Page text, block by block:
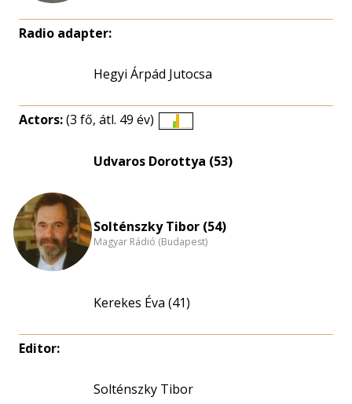
Radio adapter:
Hegyi Árpád Jutocsa
Actors:(3 fő, átl. 49 év)
eloszlás
nagyítása
Udvaros Dorottya (53)
Solténszky Tibor (54)
Magyar Rádió (Budapest)
Kerekes Éva (41)
Editor:
Solténszky Tibor